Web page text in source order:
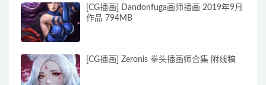
[CG插画] Dandonfuga画师插画 2019年9月
作品 794MB
[CG插画] Zeronis 拳头插画师合集 附线稿